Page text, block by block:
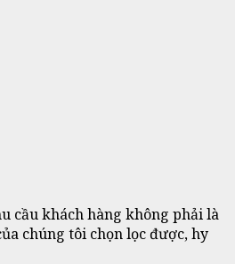
cầu khách hàng không phải là
chúng tôi chọn lọc được, hy